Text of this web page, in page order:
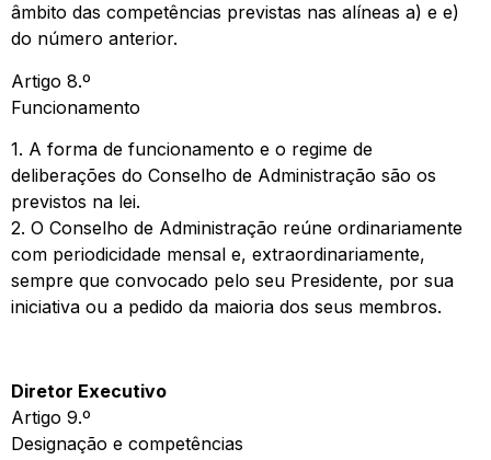
âmbito das competências previstas nas alíneas a) e e)
do número anterior.
Artigo 8.º
Funcionamento
1. A forma de funcionamento e o regime de
deliberações do Conselho de Administração são os
previstos na lei.
2. O Conselho de Administração reúne ordinariamente
com periodicidade mensal e, extraordinariamente,
sempre que convocado pelo seu Presidente, por sua
iniciativa ou a pedido da maioria dos seus membros.
Diretor Executivo
Artigo 9.º
Designação e competências